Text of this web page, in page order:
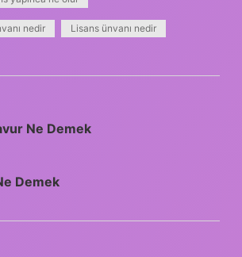
nedir Lisans ünvanı nedir
Ne Demek
Demek